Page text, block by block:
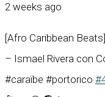
2 weeks ago
[Afro Caribbean
– Ismael Rivera con
#caraïbe #portorico